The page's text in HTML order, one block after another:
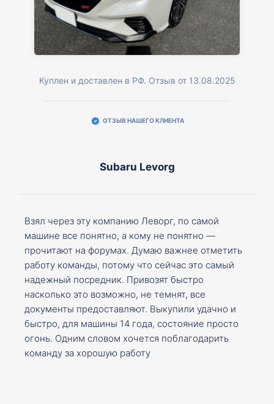
Куплен и доставлен в РФ. Отзыв от 13.08.2025
ОТЗЫВ НАШЕГО КЛИЕНТА
Subaru Levorg
Взял через эту компанию Леворг, по самой
машине все понятно, а кому не понятно —
прочитают на форумах. Думаю важнее отметить
работу команды, потому что сейчас это самый
надежный посредник. Привозят быстро
насколько это возможно, не темнят, все
документы предоставляют. Выкупили удачно и
быстро, для машины 14 года, состояние просто
огонь. Одним словом хочется поблагодарить
команду за хорошую работу